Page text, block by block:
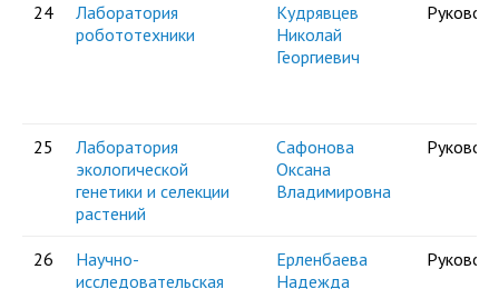
24
Лаборатория
робототехники
Кудрявцев
Николай
Георгиевич
25
Лаборатория
экологической
генетики и селекции
растений
Сафонова
Оксана
Владимировна
26
Научно-
исследовательская
Ерленбаева
Надежда